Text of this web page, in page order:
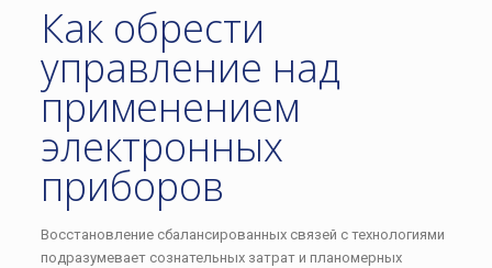
Как обрести
управление над
применением
электронных
приборов
Восстановление сбалансированных связей с технологиями
подразумевает сознательных затрат и планомерных